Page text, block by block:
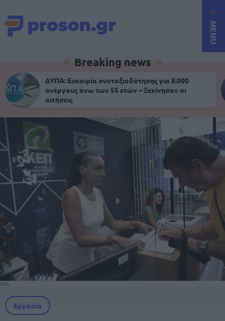
MENU
Breaking news
ΔΥΠΑ: Ευκαιρία συνταξιοδότησης για 8.000
ανέργους άνω των 55 ετών – Ξεκίνησαν οι
αιτήσεις
Εργασία